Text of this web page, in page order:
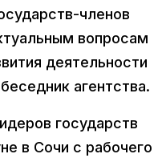
членов
вопросам
деятельности
агентства.
государств
в Сочи с рабочего